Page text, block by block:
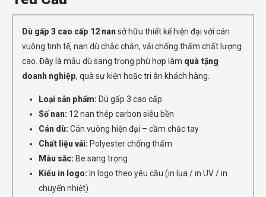
Dù gấp 3 cao cấp 12 nansở hữu thiết kế hiện đại với cán
vuông tinh tế, nan dù chắc chắn, vải chống thấm chất lượng
cao. Đây là mẫu dù sang trọng phù hợp làm quà tặng
doanh nghiệp, quà sự kiện hoặc tri ân khách hàng.
Loại sản phẩm: Dù gấp 3 cao cấp
Số nan: 12 nan thép carbon siêu bền
Cán dù: Cán vuông hiện đại – cầm chắc tay
Chất liệu vải: Polyester chống thấm
Màu sắc: Be sang trọng
Kiểu in logo: In logo theo yêu cầu (in lụa / in UV / in
chuyển nhiệt)